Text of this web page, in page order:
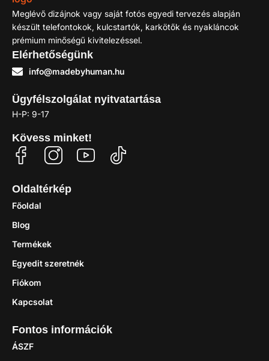
Meglévő dizájnok vagy saját fotós egyedi tervezés alapján
készült telefontokok, kulcstartók, karkötők és nyakláncok
prémium minőségű kivitelezéssel.
Elérhetőségünk
info@madebyhuman.hu
Ügyfélszolgálat nyitvatartása
H-P: 9-17
Kövess minket!
Oldaltérkép
Főoldal
Blog
Termékek
Egyedit szeretnék
Fiókom
Kapcsolat
Fontos információk
ÁSZF